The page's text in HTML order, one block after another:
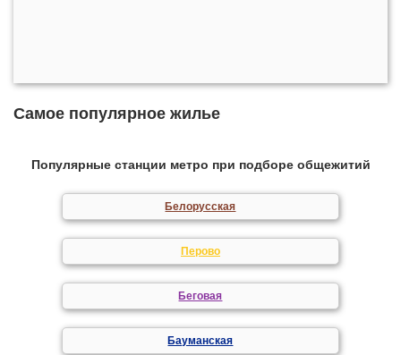
Самое популярное жилье
Популярные станции метро при подборе общежитий
Белорусская
Перово
Беговая
Бауманская